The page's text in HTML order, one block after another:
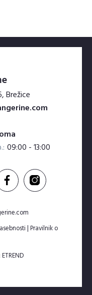
Brežice
09:00 - 13:00
| Pravilnik o